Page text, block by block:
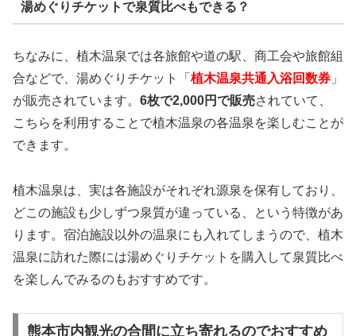
湯めぐりチケットで泉質比べもできる？
ちなみに、植木温泉では各旅館や道の駅、商工会や旅館組
合などで、湯めぐりチケット「 植木温泉共通入浴回数券 」
が販売されています。 6枚で2,000円で販売されていて、
こちらを利用することで植木温泉の各温泉を楽しむことが
できます。
植木温泉は、実は各施設がそれぞれ源泉を保有しており、
どこの施設も少しずつ泉質が違っている、という特徴があ
ります。宿泊施設以外の温泉にも入れてしまうので、植木
温泉に訪れた際には湯めぐりチケットを購入して泉質比べ
を楽しんでみるのもおすすめです。
熊本市内観光の合間に立ち寄れるのでおすすめ